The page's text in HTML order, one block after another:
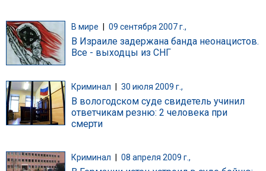
В мире 09 сентября 2007 г.,
В Израиле задержана банда неонацистов.
Все - выходцы из СНГ
Криминал | 30 июля 2009 г.,
В вологодском суде свидетель учинил
ответчикам резню: 2 человека при
смерти
Криминал 08 апреля 2009 г.,